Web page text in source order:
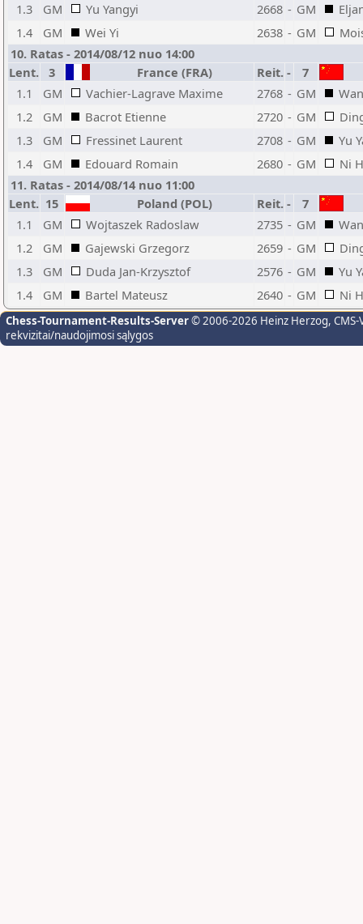
1.3
GM Yu Yangyi 2668 - GM
1.4
GM Wei Yi 2638 - GM
10. Ratas - 2014/08/12 nuo 14:00
Lent.
3 France (FRA) Reit. -
7
1.1
GM Vachier-Lagrave Maxime 2768 - GM
1.2
GM Bacrot Etienne 2720 - GM
1.3
GM Fressinet Laurent 2708 - GM
Yu
1.4
GM Edouard Romain 2680 - GM
Ni
11. Ratas - 2014/08/14 nuo 11:00
Lent. 15 Poland (POL) Reit. -
7
1.1
GM Wojtaszek Radoslaw 2735 - GM
1.2
GM Gajewski Grzegorz 2659 - GM
1.3
GM Duda Jan-Krzysztof 2576 - GM
Yu
1.4
GM Bartel Mateusz 2640 - GM Ni
Chess-Tournament-Results-Server© 2006-2026 Heinz Herzog,
rekvizitai/naudojimosi sąlygos